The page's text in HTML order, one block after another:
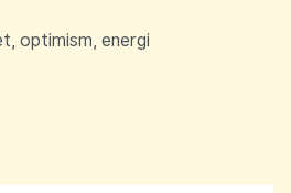
optimism, energi